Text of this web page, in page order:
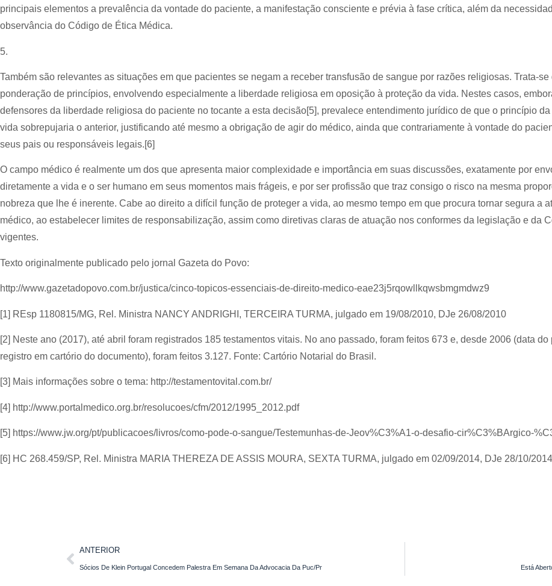
principais elementos a prevalência da vontade do paciente, a manifestação consciente e prévia à fase crítica, além da
observância do Código de Ética Médica.
5.
Também são relevantes as situações em que pacientes se negam a receber transfusão de sangue por razões religiosas. Trata-se
ponderação de princípios, envolvendo especialmente a liberdade religiosa em oposição à proteção da vida. Nestes casos,
defensores da liberdade religiosa do paciente no tocante a esta decisão[5], prevalece entendimento jurídico de que o princípio da
vida sobrepujaria o anterior, justificando até mesmo a obrigação de agir do médico, ainda que contrariamente à vontade do
seus pais ou responsáveis legais.[6]
O campo médico é realmente um dos que apresenta maior complexidade e importância em suas discussões, exatamente por
diretamente a vida e o ser humano em seus momentos mais frágeis, e por ser profissão que traz consigo o risco na mesma
nobreza que lhe é inerente. Cabe ao direito a difícil função de proteger a vida, ao mesmo tempo em que procura tornar segura a
médico, ao estabelecer limites de responsabilização, assim como diretivas claras de atuação nos conformes da legislação e da
vigentes.
Texto originalmente publicado pelo jornal Gazeta do Povo:
http://www.gazetadopovo.com.br/justica/cinco-topicos-essenciais-de-direito-medico-eae23j5rqowllkqwsbmgmdwz9
[1] REsp 1180815/MG, Rel. Ministra NANCY ANDRIGHI, TERCEIRA TURMA, julgado em 19/08/2010, DJe 26/08/2010
[2] Neste ano (2017), até abril foram registrados 185 testamentos vitais. No ano passado, foram feitos 673 e, desde 2006 (data do
registro em cartório do documento), foram feitos 3.127. Fonte: Cartório Notarial do Brasil.
[3] Mais informações sobre o tema: http://testamentovital.com.br/
[4] http://www.portalmedico.org.br/resolucoes/cfm/2012/1995_2012.pdf
[5] https://www.jw.org/pt/publicacoes/livros/como-pode-o-sangue/Testemunhas-de-Jeov%C3%A1-o-desafio-cir%C3%BArgico-
[6] HC 268.459/SP, Rel. Ministra MARIA THEREZA DE ASSIS MOURA, SEXTA TURMA, julgado em 02/09/2014, DJe 28/10/
ANTERIOR
Sócios De Klein Portugal Concedem Palestra Em Semana Da Advocacia Da Puc/Pr Está